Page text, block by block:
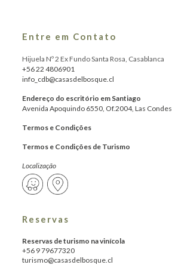
Entre em Contato
Hijuela Nº 2 Ex Fundo Santa Rosa, Casablanca
+56 22 4806901
info_cdb@casasdelbosque.cl
Endereço do escritório em Santiago
Avenida Apoquindo 6550, Of.2004, Las Condes
Termos e Condições
Termos e Condições de Turismo
Localização
Reservas
Reservas de turismo na vinícola
+56 9 79677320
turismo@casasdelbosque.cl